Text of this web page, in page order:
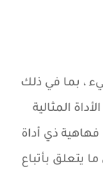
، بما في ذلك
الأداة المثالية
فهاهية ذي أداة
يتعلق بأتباع